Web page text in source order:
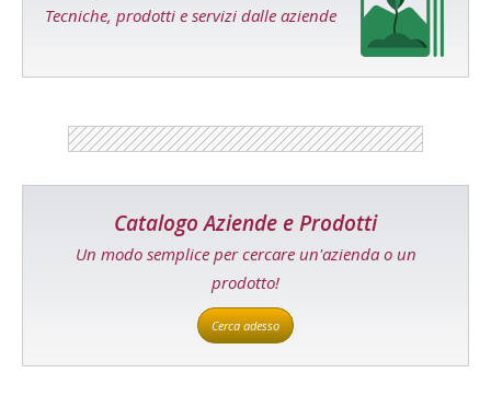
Tecniche, prodotti e servizi dalle aziende
Catalogo Aziende e Prodotti
Un modo semplice per cercare un'azienda o un
prodotto!
Cerca adesso